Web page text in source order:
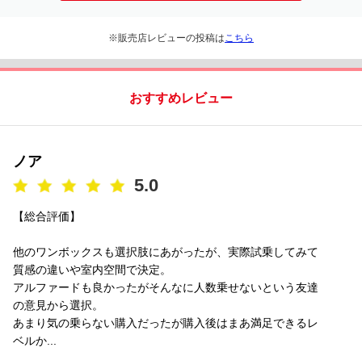
※販売店レビューの投稿は こちら
おすすめレビュー
ノア
5.0
【総合評価】
他のワンボックスも選択肢にあがったが、実際試乗してみて
質感の違いや室内空間で決定。
アルファードも良かったがそんなに人数乗せないという友達
の意見から選択。
あまり気の乗らない購入だったが購入後はまあ満足できるレ
ベルか...